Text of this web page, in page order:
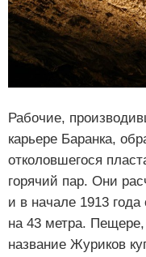
Рабочие,
карьере Баранка,
отколовшегося
горячий пар. Они
и в начале 1913 года
на 43 метра. Пещере,
название Журиков